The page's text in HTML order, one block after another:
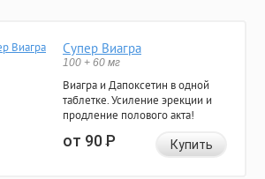
Супер Виагра
100 + 60 мг
Виагра и Дапоксетин в одной
таблетке. Усиление эрекции и
продление полового акта!
от 90Р Купить